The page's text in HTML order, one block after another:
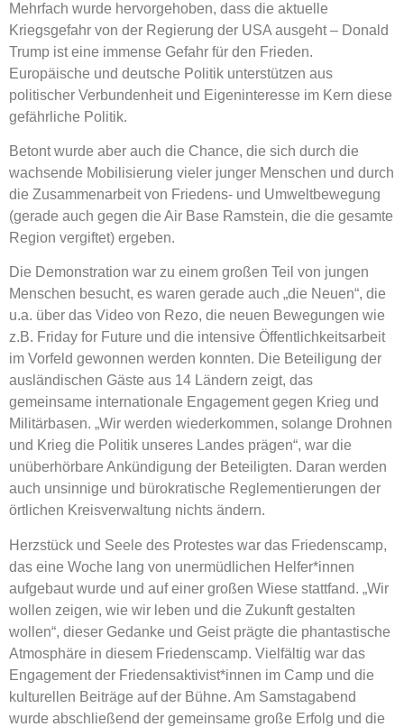
Mehrfach wurde hervorgehoben, dass die aktuelle
Kriegsgefahr von der Regierung der USA ausgeht – Donald
Trump ist eine immense Gefahr für den Frieden.
Europäische und deutsche Politik unterstützen aus
politischer Verbundenheit und Eigeninteresse im Kern diese
gefährliche Politik.
Betont wurde aber auch die Chance, die sich durch die
wachsende Mobilisierung vieler junger Menschen und durch
die Zusammenarbeit von Friedens- und Umweltbewegung
(gerade auch gegen die Air Base Ramstein, die die gesamte
Region vergiftet) ergeben.
Die Demonstration war zu einem großen Teil von jungen
Menschen besucht, es waren gerade auch „die Neuen“, die
u.a. über das Video von Rezo, die neuen Bewegungen wie
z.B. Friday for Future und die intensive Öffentlichkeitsarbeit
im Vorfeld gewonnen werden konnten. Die Beteiligung der
ausländischen Gäste aus 14 Ländern zeigt, das
gemeinsame internationale Engagement gegen Krieg und
Militärbasen. „Wir werden wiederkommen, solange Drohnen
und Krieg die Politik unseres Landes prägen“, war die
unüberhörbare Ankündigung der Beteiligten. Daran werden
auch unsinnige und bürokratische Reglementierungen der
örtlichen Kreisverwaltung nichts ändern.
Herzstück und Seele des Protestes war das Friedenscamp,
das eine Woche lang von unermüdlichen Helfer*innen
aufgebaut wurde und auf einer großen Wiese stattfand. „Wir
wollen zeigen, wie wir leben und die Zukunft gestalten
wollen“, dieser Gedanke und Geist prägte die phantastische
Atmosphäre in diesem Friedenscamp. Vielfältig war das
Engagement der Friedensaktivist*innen im Camp und die
kulturellen Beiträge auf der Bühne. Am Samstagabend
wurde abschließend der gemeinsame große Erfolg und die